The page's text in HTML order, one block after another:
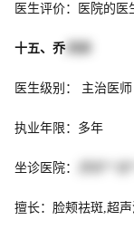
医生评价：医院的医
十五、乔刘永
医生级别： 主治医师
执业年限：多年
坐诊医院：
擅长：脸颊祛斑,超